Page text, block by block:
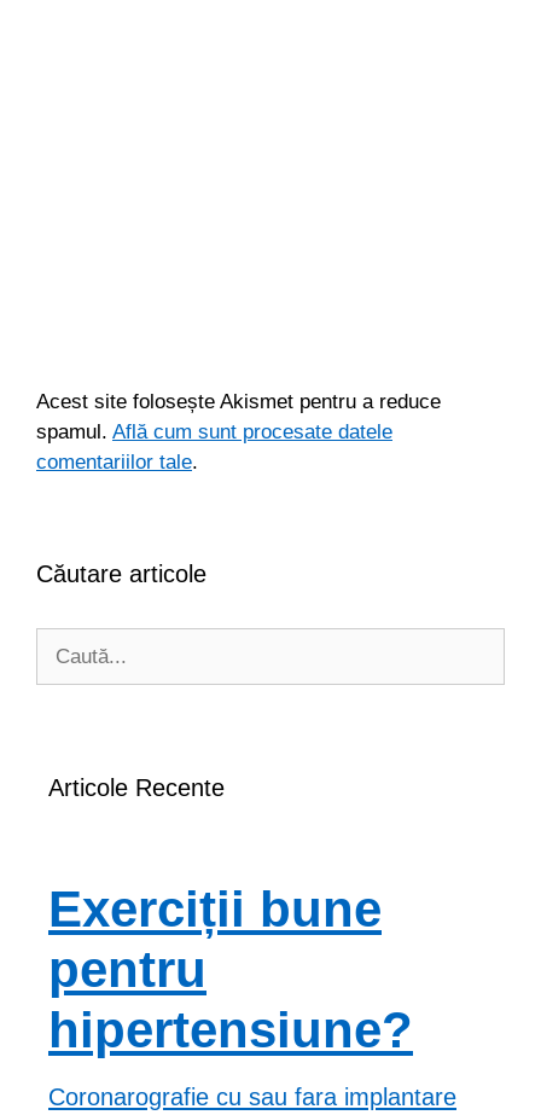
Acest site folosește Akismet pentru a reduce
spamul. Află cum sunt procesate datele
comentariilor tale.
Căutare articole
Articole Recente
Exerciții bune
pentru
hipertensiune?
Coronarografie cu sau fara implantare